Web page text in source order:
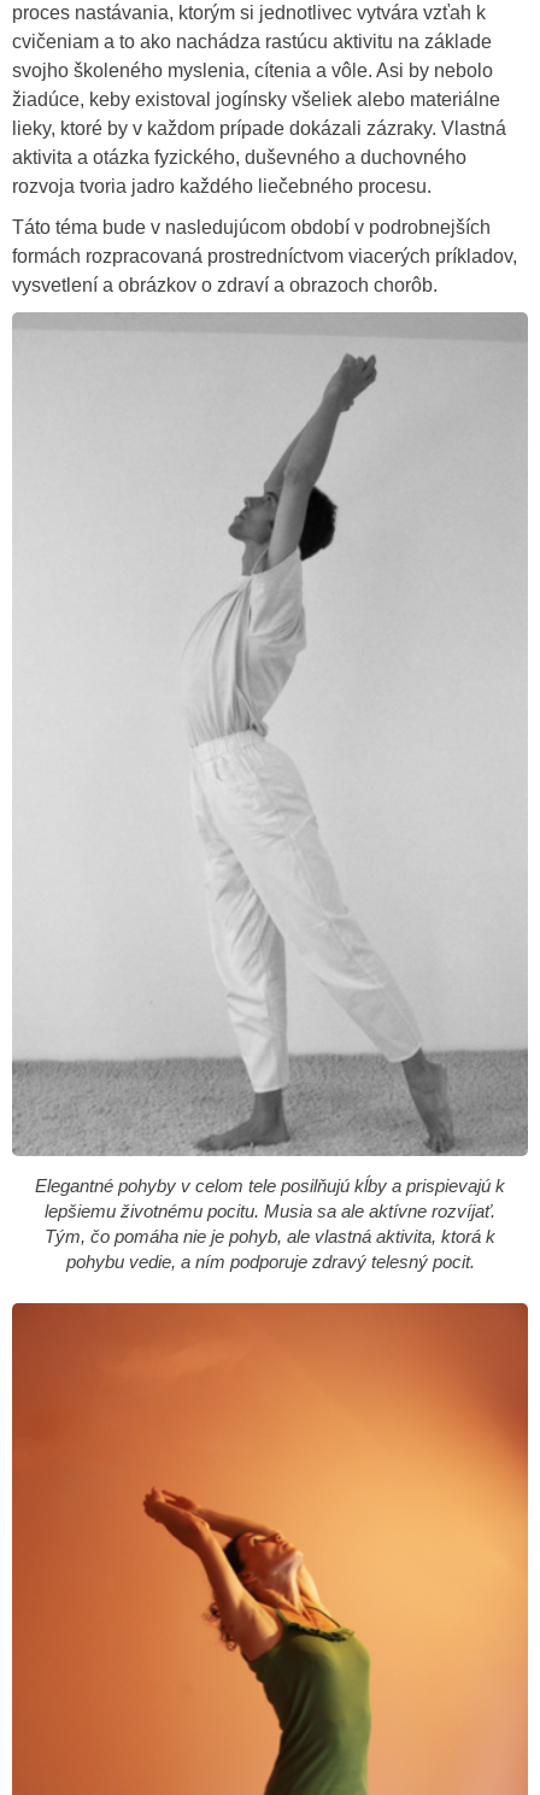
proces nastávania, ktorým si jednotlivec vytvára vzťah k
cvičeniam a to ako nachádza rastúcu aktivitu na základe
svojho školeného myslenia, cítenia a vôle. Asi by nebolo
žiadúce, keby existoval jogínsky všeliek alebo materiálne
lieky, ktoré by v každom prípade dokázali zázraky. Vlastná
aktivita a otázka fyzického, duševného a duchovného
rozvoja tvoria jadro každého liečebného procesu.
Táto téma bude v nasledujúcom období v podrobnejších
formách rozpracovaná prostredníctvom viacerých príkladov,
vysvetlení a obrázkov o zdraví a obrazoch chorôb.
Elegantné pohyby v celom tele posilňujú kĺby a prispievajú k
lepšiemu životnému pocitu. Musia sa ale aktívne rozvíjať.
Tým, čo pomáha nie je pohyb, ale vlastná aktivita, ktorá k
pohybu vedie, a ním podporuje zdravý telesný pocit.